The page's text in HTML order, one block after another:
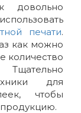
довольно
печати.
как можно
количество
для
чтобы